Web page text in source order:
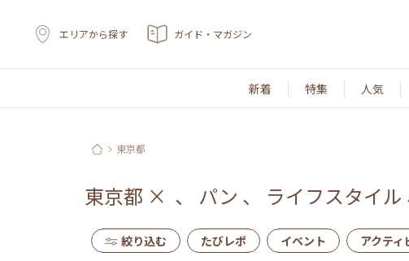
エリアから探す ガイド・マガジン
新着 特集 人気
東京都
東京都 × 、 パン 、 ライフスタイル
絞り込む たびレポ イベント アクティ